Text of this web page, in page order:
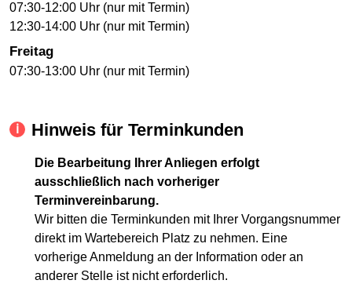
07:30-12:00 Uhr (nur mit Termin)
12:30-14:00 Uhr (nur mit Termin)
Freitag
07:30-13:00 Uhr (nur mit Termin)
Hinweis für Terminkunden
Die Bearbeitung Ihrer Anliegen erfolgt
ausschließlich nach vorheriger
Terminvereinbarung.
Wir bitten die Terminkunden mit Ihrer Vorgangsnummer
direkt im Wartebereich Platz zu nehmen. Eine
vorherige Anmeldung an der Information oder an
anderer Stelle ist nicht erforderlich.